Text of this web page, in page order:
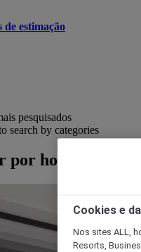
de estimação
pesquisados
search by categories
por hotéis
Cookies e
Nos sites ALL,
Resorts,